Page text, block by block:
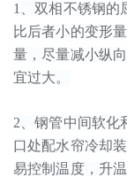
1、双相不锈钢的
比后者小的变形
量，尽量减小纵
宜过大。
2、钢管中间软化
口处配水帘冷却
易控制温度，升